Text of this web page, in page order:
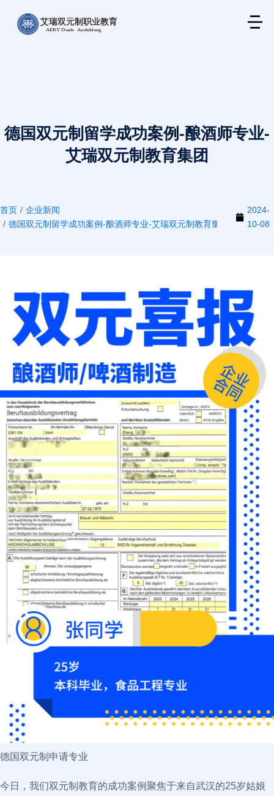
德国双元制留学成功案例-酿酒师专业-
艾瑞双元制教育集团
您在这里：
首页
企业新闻
德国双元制留学成功案例-酿酒师专业-艾瑞双元制教育集团
2024-
10-08
德国双元制申请专业
今日，我们双元制教育的成功案例聚焦于来自武汉的25岁姑娘